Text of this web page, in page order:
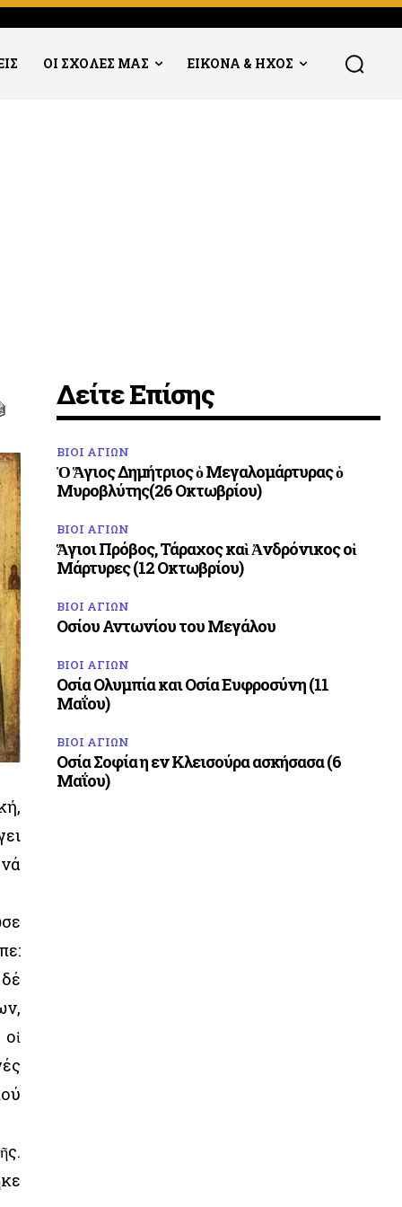
ΟΙ ΣΧΟΛΕΣ ΜΑΣ ΕΙΚΟΝΑ & ΗΧΟΣ
Δείτε Επίσης
ΒΙΟΙ ΑΓΙΩΝ
Ὁ Ἅγιος Δημήτριος ὁ Μεγαλομάρτυρας ὁ
Μυροβλύτης(26 Οκτωβρίου)
ΒΙΟΙ ΑΓΙΩΝ
Ἅγιοι Πρόβος, Τάραχος καὶ Ἀνδρόνικος οἱ
Μάρτυρες (12 Οκτωβρίου)
ΒΙΟΙ ΑΓΙΩΝ
Οσίου Αντωνίου του Μεγάλου
ΒΙΟΙ ΑΓΙΩΝ
Οσία Ολυμπία και Οσία Ευφροσύνη (11
Μαΐου)
ΒΙΟΙ ΑΓΙΩΝ
Οσία Σοφία η εν Κλεισούρα ασκήσασα (6
Μαΐου)